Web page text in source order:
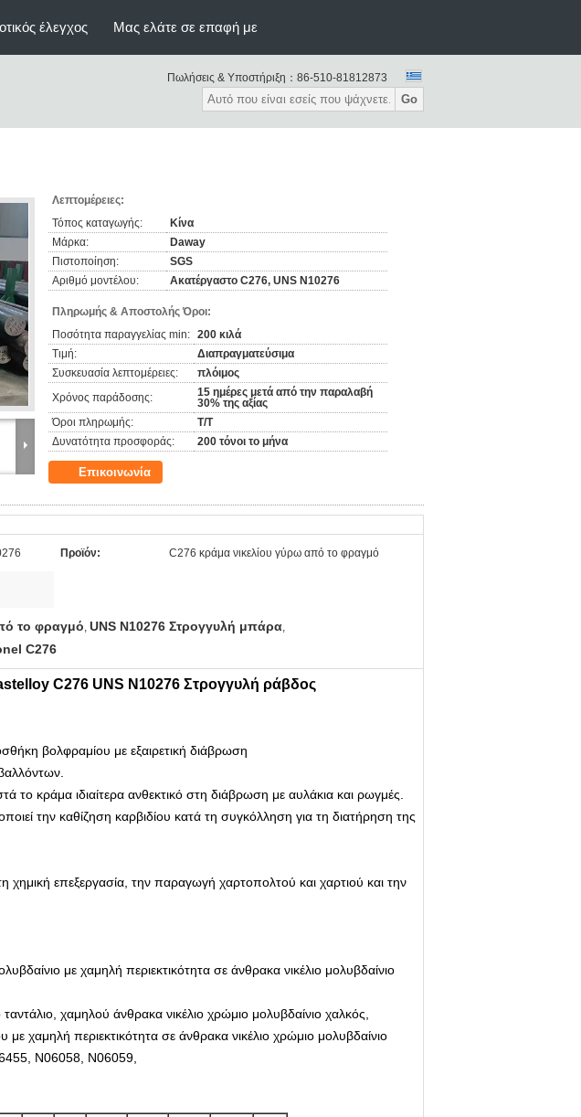
έλεγχος Μας ελάτε σε επαφή με
Πωλήσεις & Υποστήριξη： 86-510-81812873
Go
Λεπτομέρειες:
Τόπος καταγωγής:
Κίνα
Μάρκα:
Daway
Πιστοποίηση:
SGS
Αριθμό μοντέλου:
Ακατέργαστο C276, UNS N10276
Πληρωμής & Αποστολής Όροι:
Ποσότητα παραγγελίας min: 200 κιλά
Τιμή:
Διαπραγματεύσιμα
Συσκευασία λεπτομέρειες:
πλόιμος
Χρόνος παράδοσης:
15 ημέρες μετά από την παραλαβή
30% της αξίας
Όροι πληρωμής:
Τ/Τ
Δυνατότητα προσφοράς:
200 τόνοι το μήνα
Επικοινωνία
Προϊόν: C276 κράμα νικελίου γύρω από το φραγμό
το φραγμό, UNS N10276 Στρογγυλή μπάρα,
C276
C276 UNS N10276 Στρογγυλή ράβδος
βολφραμίου με εξαιρετική διάβρωση
το κράμα ιδιαίτερα ανθεκτικό στη διάβρωση με αυλάκια και ρωγμές.
την καθίζηση καρβιδίου κατά τη συγκόλληση για τη διατήρηση της
χημική επεξεργασία, την παραγωγή χαρτοπολτού και χαρτιού και την
με χαμηλή περιεκτικότητα σε άνθρακα νικέλιο μολυβδαίνιο
χαμηλού άνθρακα νικέλιο χρώμιο μολυβδαίνιο χαλκός,
χαμηλή περιεκτικότητα σε άνθρακα νικέλιο χρώμιο μολυβδαίνιο
N06058, N06059,